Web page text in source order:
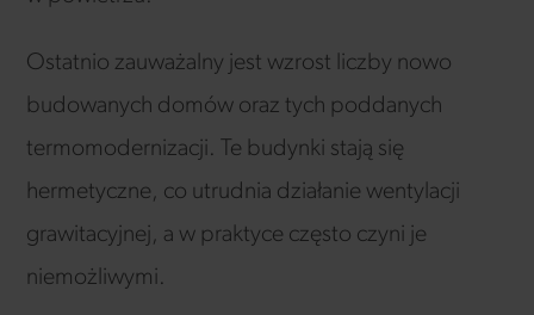
Ostatnio zauważalny jest wzrost liczby nowo
budowanych domów oraz tych poddanych
termomodernizacji. Te budynki stają się
hermetyczne, co utrudnia działanie wentylacji
grawitacyjnej, a w praktyce często czyni je
niemożliwymi.